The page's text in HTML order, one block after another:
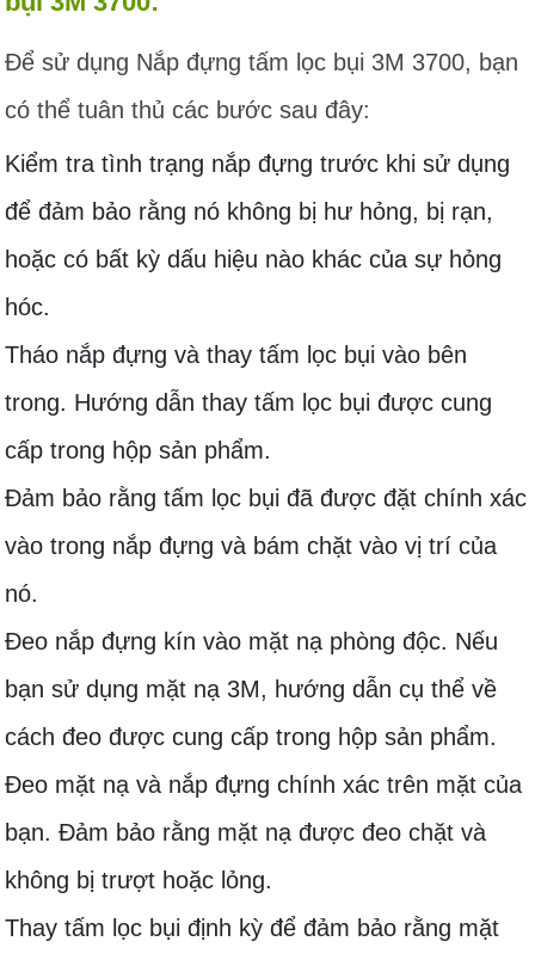
Để sử dụng Nắp đựng tấm lọc bụi 3M 3700, bạn
có thể tuân thủ các bước sau đây:
Kiểm tra tình trạng nắp đựng trước khi sử dụng
để đảm bảo rằng nó không bị hư hỏng, bị rạn,
hoặc có bất kỳ dấu hiệu nào khác của sự hỏng
hóc.
Tháo nắp đựng và thay tấm lọc bụi vào bên
trong. Hướng dẫn thay tấm lọc bụi được cung
cấp trong hộp sản phẩm.
Đảm bảo rằng tấm lọc bụi đã được đặt chính xác
vào trong nắp đựng và bám chặt vào vị trí của
nó.
Đeo nắp đựng kín vào mặt nạ phòng độc. Nếu
bạn sử dụng mặt nạ 3M, hướng dẫn cụ thể về
cách đeo được cung cấp trong hộp sản phẩm.
Đeo mặt nạ và nắp đựng chính xác trên mặt của
bạn. Đảm bảo rằng mặt nạ được đeo chặt và
không bị trượt hoặc lỏng.
Thay tấm lọc bụi định kỳ để đảm bảo rằng mặt